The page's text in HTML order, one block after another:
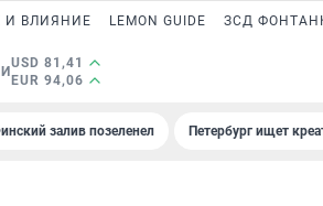
И ВЛИЯНИЕ LEMON GUIDE ЗСД
USD 81,41
EUR 94,06
залив позеленел Петербург ищет